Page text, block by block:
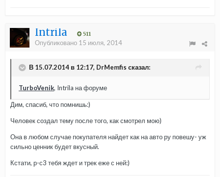
Intrila 511
Опубликовано 15 июля, 2014
В 15.07.2014 в 12:17, DrMemfis сказал:
TurboVenik, Intrila на форуме
Дим, спасиб, что помнишь:)
Человек создал тему после того, как смотрел мою)
Она в любом случае покупателя найдет как на авто ру повешу- уж
сильно ценник будет вкусный.
Кстати, р-с3 тебя ждет и трек еже с ней:)